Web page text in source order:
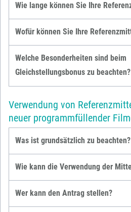
Wie lange können Sie Ihre
Wofür können Sie Ihre
Welche Besonderheiten sind beim
Gleichstellungsbonus zu beachten?
Verwendung von
neuer programmfüllender
Was ist grundsätzlich zu beachten?
Wie kann die Verwendung der
Wer kann den Antrag stellen?